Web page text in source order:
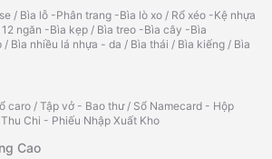
/ Bìa lỗ -Phân trang -Bìa lò xo / Rổ xéo -Kệ nhựa
ngăn -Bìa kẹp / Bìa treo -Bìa cây -Bìa
/ Bìa nhiều lá nhựa - da / Bìa thái / Bìa kiếng / Bìa
caro / Tập vở - Bao thư/ Sổ Namecard - Hộp
Chi - Phiếu Nhập Xuất Kho
Cao